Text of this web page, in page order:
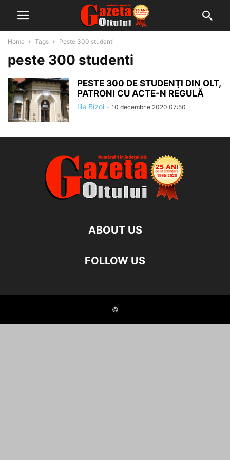
Home Tags Peste 300 studenti
peste 300 studenti
PESTE 300 DE STUDENŢI DIN OLT,
PATRONI CU ACTE-N REGULĂ
Ilie Bîzoi - 10 decembrie 2020 07:50
ABOUT US
FOLLOW US
©